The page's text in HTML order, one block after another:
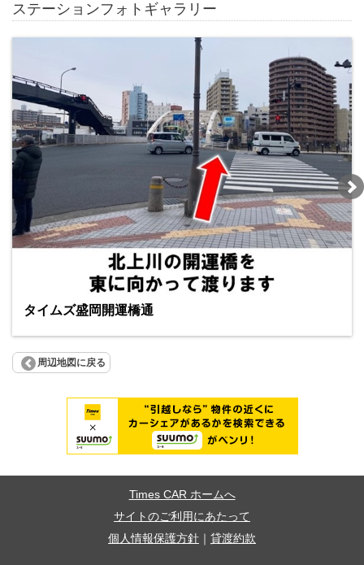
ステーションフォトギャラリー
タイムズ盛岡開運橋通
周辺地図に戻る
Times CAR ホームへ
サイトのご利用にあたって
個人情報保護方針
貸渡約款